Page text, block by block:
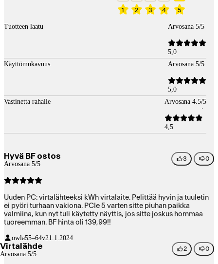
1 2 3 4 5
Tuotteen laatu Arvosana 5/5
5,0
Käyttömukavuus
Arvosana 5/5
5,0
Vastinetta rahalle
Arvosana 4.5/5
4,5
Hyvä BF ostos
Arvosana 5/5
3 0
Uuden PC: virtalähteeksi kWh virtalaite. Pelittää hyvin ja tuuletin
ei pyöri turhaan vakiona. PCIe 5 varten sitte piuhan paikka
valmiina, kun nyt tuli käytetty näyttis, jos sitte joskus hommaa
tuoreemman. BF hinta oli 139,99!!
owla55–64v21.1.2024
Virtalähde
Arvosana 5/5
2 0